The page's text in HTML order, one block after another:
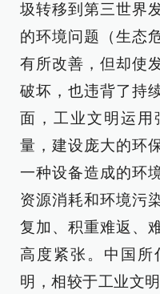
圾转移到第三世界
的环境问题（生态
有所改善，但却使
破坏，也违背了持
面，工业文明运用
量，建设庞大的环
一种设备造成的环
资源消耗和环境污
复加、积重难返、
高度紧张。中国所
明，相较于工业文